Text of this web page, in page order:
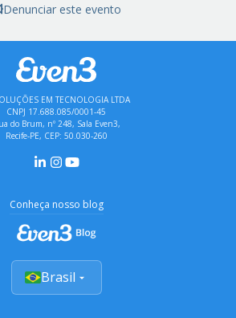
Denunciar este evento
EM TECNOLOGIA LTDA
CNPJ 17.688.085/0001-45
do Brum, nº 248, Sala Even3,
Recife-PE, CEP: 50.030-260
Conheça nosso blog
Brasil